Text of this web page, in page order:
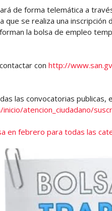
de forma telemática a
que se realiza una
la bolsa de empleo
con http://
las convocatorias publicas,
atencion_ciudadano/
en febrero para todas las